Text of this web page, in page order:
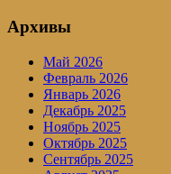
Архивы
Май 2026
Февраль 2026
Январь 2026
Декабрь 2025
Ноябрь 2025
Октябрь 2025
Сентябрь 2025